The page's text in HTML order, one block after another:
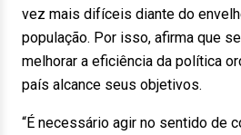
vez mais difíceis diante do
população. Por isso, afirma que
melhorar a eficiência da política
país alcance seus objetivos.
“É necessário agir no sentido de